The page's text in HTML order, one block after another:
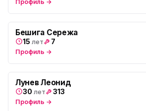
Профиль →
Бешига Сережа
15 лет 7
Профиль →
Лунев Леонид
30 лет 313
Профиль →